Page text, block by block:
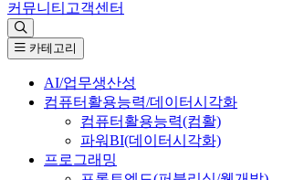
커뮤니티 고객센터
카테고리
AI/업무생산성
컴퓨터활용능력/데이터시각화
컴퓨터활용능력(컴활)
파워BI(데이터시각화)
프로그래밍